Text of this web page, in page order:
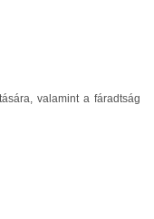
valamint a fáradtság